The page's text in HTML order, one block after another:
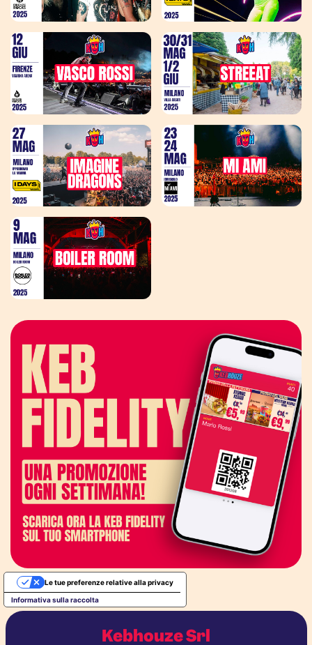
Kebhouze Srl
Informativa sulla raccolta
Le tue preferenze relative alla privacy